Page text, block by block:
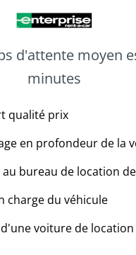
d'attente moyen
minutes
qualité prix
en profondeur de la
au bureau de location
charge du véhicule
voiture de location